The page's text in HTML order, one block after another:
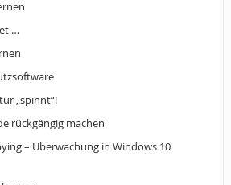
…
„spinnt“!
rückgängig machen
– Überwachung in Windows 10